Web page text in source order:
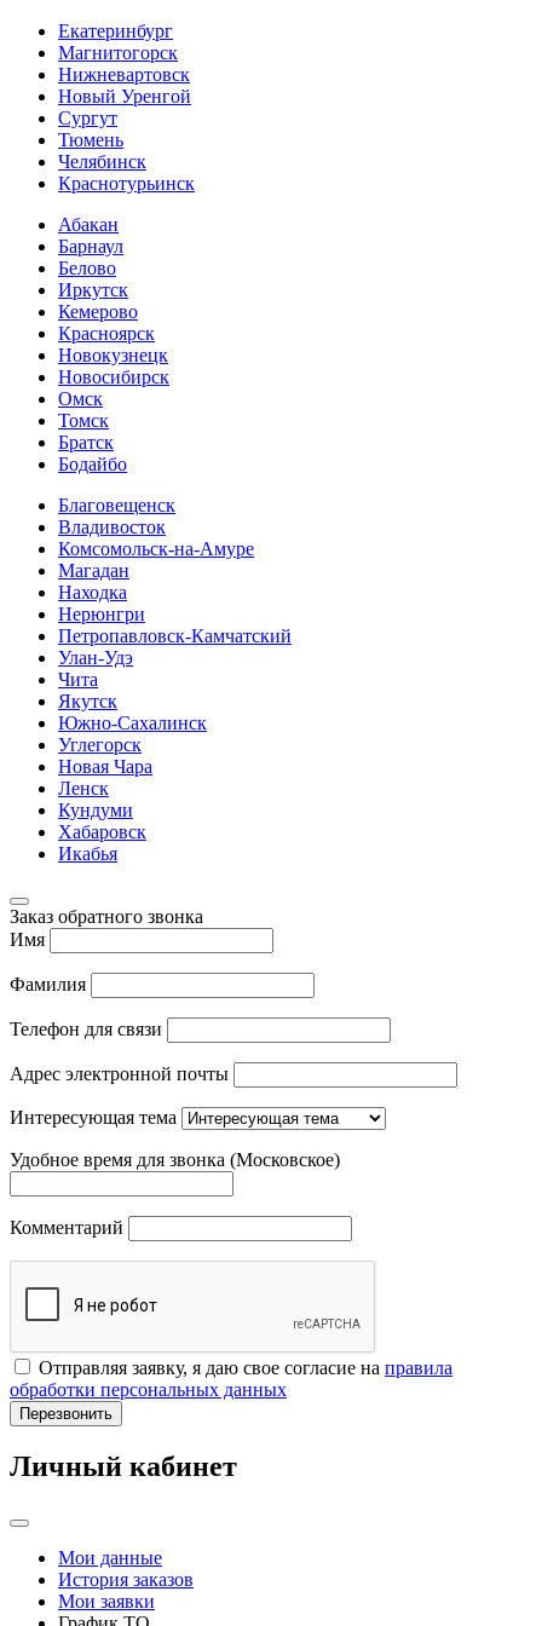
Екатеринбург
Магнитогорск
Нижневартовск
Новый Уренгой
Сургут
Тюмень
Челябинск
Краснотурьинск
Абакан
Барнаул
Белово
Иркутск
Кемерово
Красноярск
Новокузнецк
Новосибирск
Омск
Томск
Братск
Бодайбо
Благовещенск
Владивосток
Комсомольск-на-Амуре
Магадан
Находка
Нерюнгри
Петропавловск-Камчатский
Улан-Удэ
Чита
Якутск
Южно-Сахалинск
Углегорск
Новая Чара
Ленск
Кундуми
Хабаровск
Икабья
Заказ обратного звонка
Имя
Фамилия
Телефон для связи
Адрес электронной почты
Интересующая тема
Удобное время для звонка (Московское)
Комментарий
Отправляя заявку, я даю свое согласие на правила
обработки персональных данных
Перезвонить
Личный кабинет
Мои данные
История заказов
Мои заявки